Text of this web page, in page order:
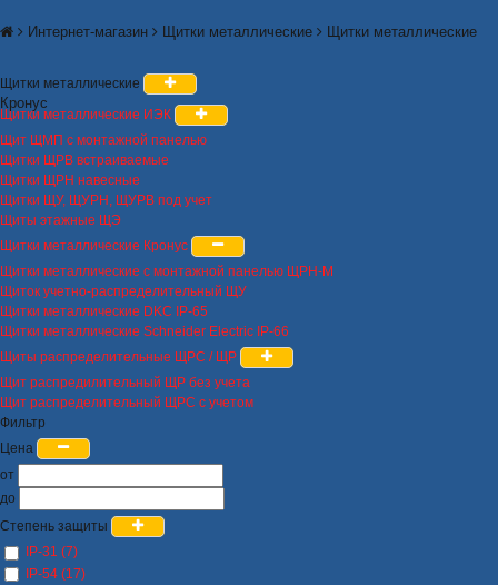
Интернет-магазин Щитки металлические Щитки металлические
Кронус
Щитки металлические
Щитки металлические ИЭК
Щит ЩМП с монтажной панелью
Щитки ЩРВ встраиваемые
Щитки ЩРН навесные
Щитки ЩУ, ЩУРН, ЩУРВ под учет
Щиты этажные ЩЭ
Щитки металлические Кронус
Щитки металлические с монтажной панелью ЩРН-М
Щиток учетно-распределительный ЩУ
Щитки металлические DKC IP-65
Щитки металлические Schneider Electric IP-66
Щиты распределительные ЩРС / ЩР
Щит распредилительный ЩР без учета
Щит распределительный ЩРС с учетом
Фильтр
Цена
от
до
Степень защиты
IP-31 (7)
IP-54 (17)